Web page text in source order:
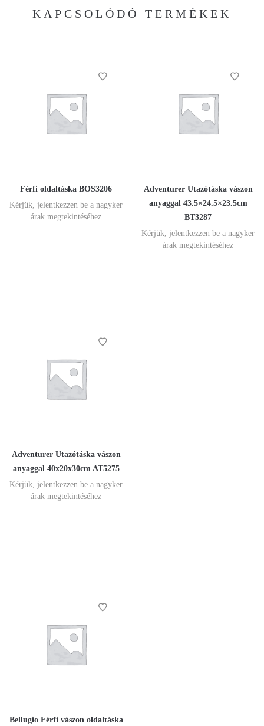
KAPCSOLÓDÓ TERMÉKEK
Férfi oldaltáska BOS3206
Kérjük, jelentkezzen be a nagyker
árak megtekintéséhez
Adventurer Utazótáska vászon
anyaggal 43.5×24.5×23.5cm
BT3287
Kérjük, jelentkezzen be a nagyker
árak megtekintéséhez
Adventurer Utazótáska vászon
anyaggal 40x20x30cm AT5275
Kérjük, jelentkezzen be a nagyker
árak megtekintéséhez
Bellugio Férfi vászon oldaltáska